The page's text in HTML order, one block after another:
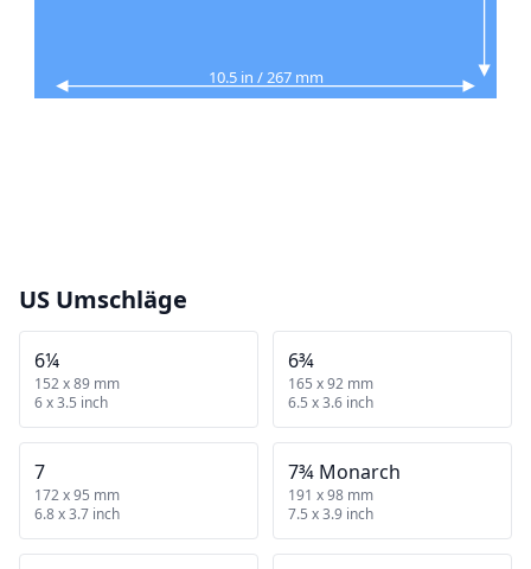
10.5 in / 267 mm
US Umschläge
6¼
152 x 89 mm
6 x 3.5 inch
6¾
165 x 92 mm
6.5 x 3.6 inch
7
172 x 95 mm
6.8 x 3.7 inch
7¾ Monarch
191 x 98 mm
7.5 x 3.9 inch